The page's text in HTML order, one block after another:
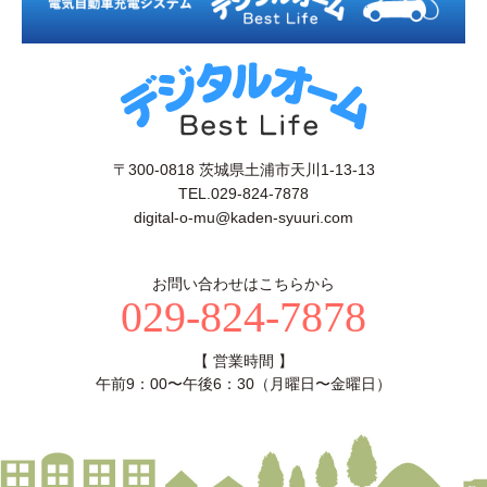
〒300-0818 茨城県土浦市天川1-13-13
TEL.029-824-7878
digital-o-mu@kaden-syuuri.com
お問い合わせはこちらから
029-824-7878
【 営業時間 】
午前9：00〜午後6：30（月曜日〜金曜日）